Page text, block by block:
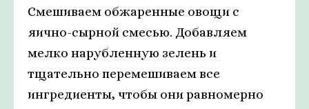
Смешиваем обжаренные овощи с
яично-сырной смесью. Добавляем
мелко нарубленную зелень и
тщательно перемешиваем все
ингредиенты, чтобы они равномерно